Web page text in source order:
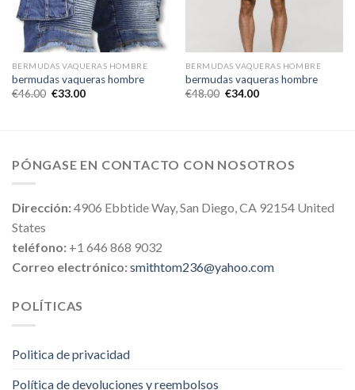
BERMUDAS VAQUERAS HOMBRE
bermudas vaqueras hombre
€46.00 €33.00
BERMUDAS VAQUERAS HOMBRE
bermudas vaqueras hombre
€48.00 €34.00
PÓNGASE EN CONTACTO CON NOSOTROS
Dirección:4906 Ebbtide Way, San Diego, CA 92154 United
States
teléfono: +1 646 868 9032
Correo electrónico:smithtom236@yahoo.com
POLÍTICAS
Politica de privacidad
Política de devoluciones y reembolsos